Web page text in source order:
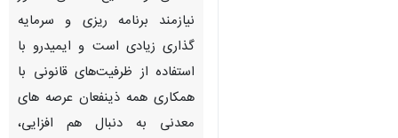
نیازمند برنامه ریزی و سرمایه
گذاری زیادی است و ایمیدرو با
استفاده از ظرفیت‌های قانونی با
همکاری همه ذینفعان عرصه های
معدنی به دنبال هم افزایی،